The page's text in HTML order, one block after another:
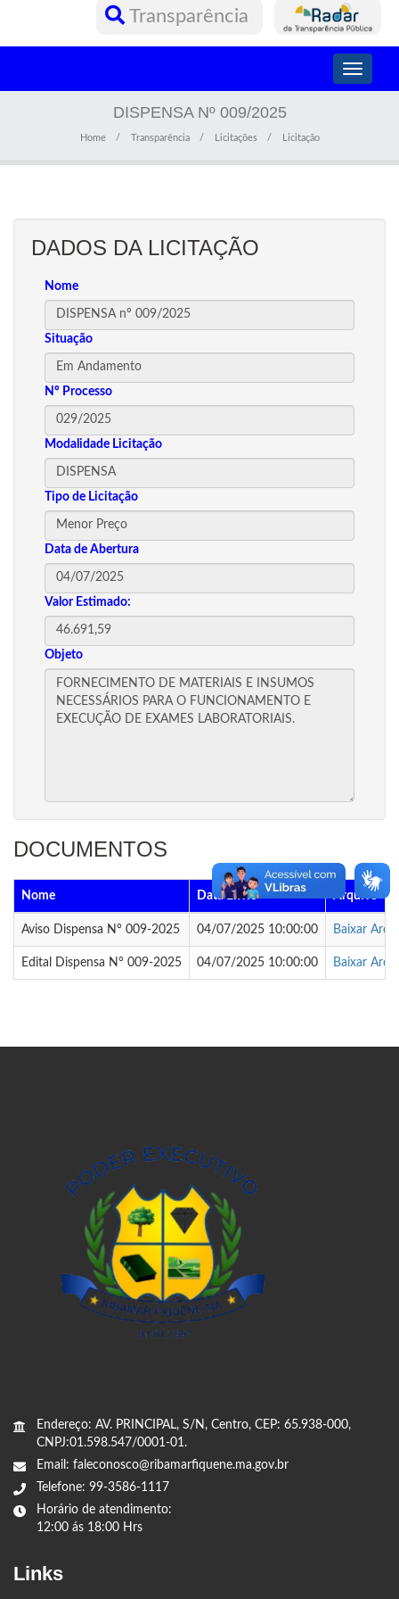
Transparência
Toggle
DISPENSA Nº 009/2025
Home Transparência Licitações Licitação
DADOS DA LICITAÇÃO
Nome
Situação
Nº Processo
Modalidade Licitação
Tipo de Licitação
Data de Abertura
Valor Estimado:
Objeto
DOCUMENTOS
Nome Data Envio Arquivo
Aviso Dispensa N° 009-2025 04/07/2025 10:00:00 Baixar
Edital Dispensa N° 009-2025 04/07/2025 10:00:00 Baixar
Endereço: AV. PRINCIPAL, S/N, Centro, CEP: 65.938-000,
CNPJ:01.598.547/0001-01.
Email: faleconosco@ribamarfiquene.ma.gov.br
Telefone: 99-3586-1117
Horário de atendimento:
12:00 ás 18:00 Hrs
Links